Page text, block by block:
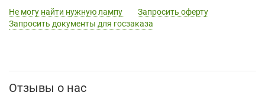
Не могу найти нужную лампу
Запросить оферту
Запросить документы для госзаказа
Отзывы о нас